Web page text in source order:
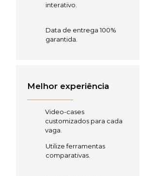
interativo.
Data de entrega 100%
garantida.
Melhor experiência
Video-cases
customizados para cada
vaga.
Utilize ferramentas
comparativas.